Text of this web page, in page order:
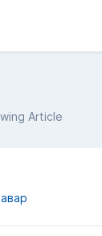
Article